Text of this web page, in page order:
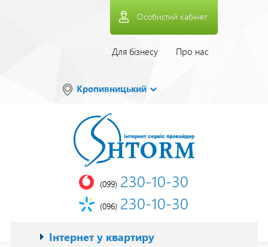
Особистий кабінет
Верхнее
Для бізнесу Про нас
Кропивницький
(099) 230-10-30
(096) 230-10-30
ОсновнаІнтернет у квартиру